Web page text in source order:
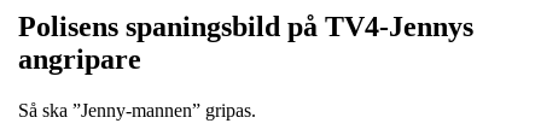
Polisens spaningsbild på TV4-Jennys
angripare
Så ska ”Jenny-mannen” gripas.